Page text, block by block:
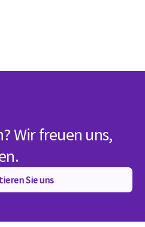
Wir freuen uns,
Sie uns